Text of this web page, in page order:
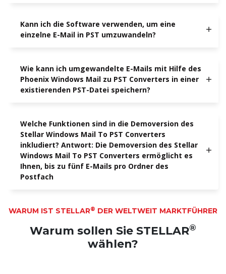
Kann ich die Software verwenden, um eine
einzelne E-Mail in PST umzuwandeln?
Wie kann ich umgewandelte E-Mails mit Hilfe des
Phoenix Windows Mail zu PST Converters in einer
existierenden PST-Datei speichern?
Welche Funktionen sind in die Demoversion des
Stellar Windows Mail To PST Converters
inkludiert? Antwort: Die Demoversion des Stellar
Windows Mail To PST Converters ermöglicht es
Ihnen, bis zu fünf E-Mails pro Ordner des
Postfach
WARUM IST STELLAR® DER WELTWEIT MARKTFÜHRER
Warum sollen Sie STELLAR®
wählen?